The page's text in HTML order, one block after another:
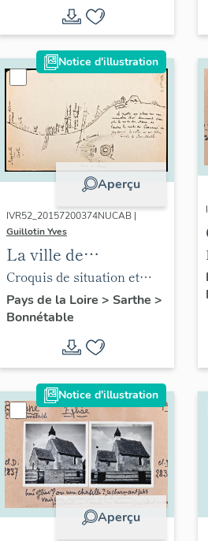
Notice d'illustration
Aperçu
IVR52_20157200374NUCAB |
Guillotin Yves
La ville de
Bonnétable
Croquis de situation et
plan au sol de la motte
castrale du côteau sud de
Pays de la Loire > Sarthe >
Bonnétable
Notice d'illustration
Aperçu